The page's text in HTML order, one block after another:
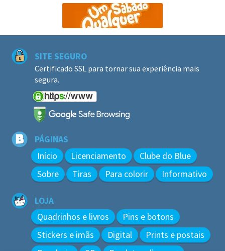
SITE SEGURO
Certificado SSL para tornar sua experiência mais
segura.
PÁGINAS
Início Licenciamento
Clube do Blue
Sobre
Tiras Para colorir Informativo
LOJA
Quadrinhos e livros
Pins e botons
Stickers e imãs
Digital
Prints e postais